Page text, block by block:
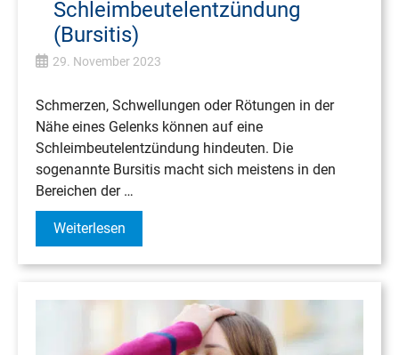
Schleimbeutelentzündung
(Bursitis)
29. November 2023
Schmerzen, Schwellungen oder Rötungen in der
Nähe eines Gelenks können auf eine
Schleimbeutelentzündung hindeuten. Die
sogenannte Bursitis macht sich meistens in den
Bereichen der …
Weiterlesen